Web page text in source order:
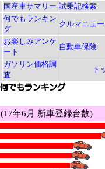
国産車サマリー 試乗記検索
何でもランキン
グ
クルマニュ
お楽しみアンケ
ート
自動車保険
ガソリン価格調
査
ト
(17年6月 新車登録台数)